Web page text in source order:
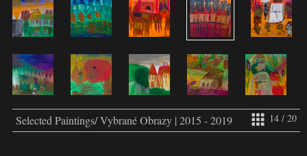
14 / 20
Selected Paintings/ Vybrané Obrazy | 2015 - 2019